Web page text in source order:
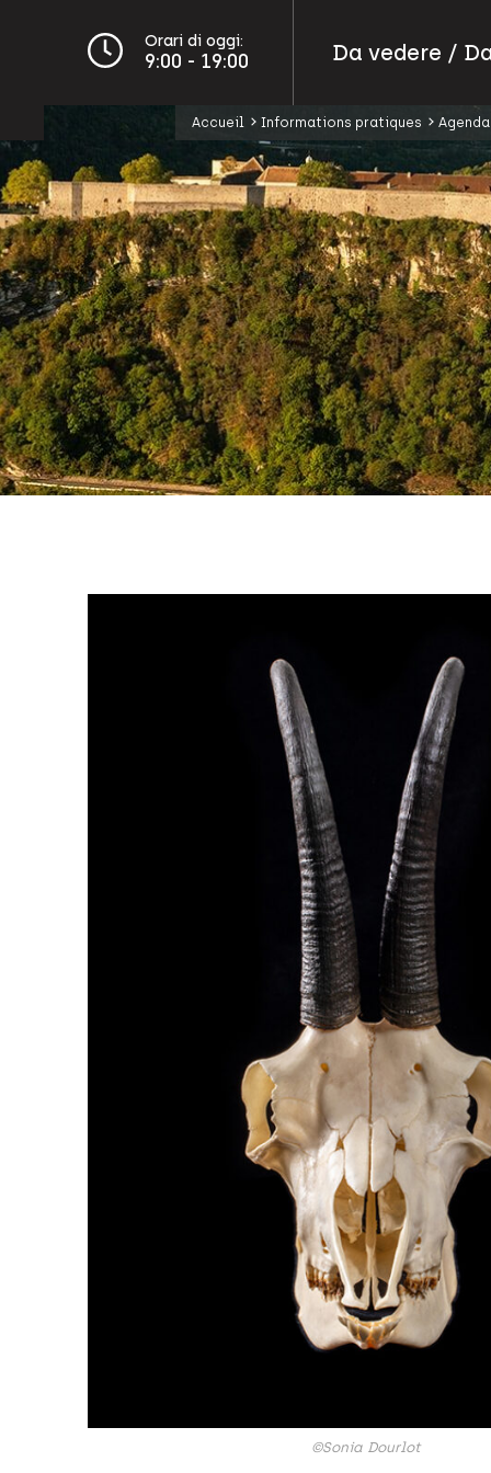
Orari di oggi:
9:00 - 19:00 Da vedere /
Accueil Informations pratiques Agenda
©Sonia Dourlot